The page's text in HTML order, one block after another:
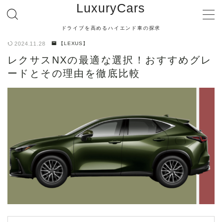
LuxuryCars
ドライブを高めるハイエンド車の探求
【TOYOTA】
【MERCEDES BENZ】
【BMW】
【AUDI】
【PORSCHE】
2024.11.28 【LEXUS】
レクサスNXの最適な選択！おすすめグレ
ードとその理由を徹底比較